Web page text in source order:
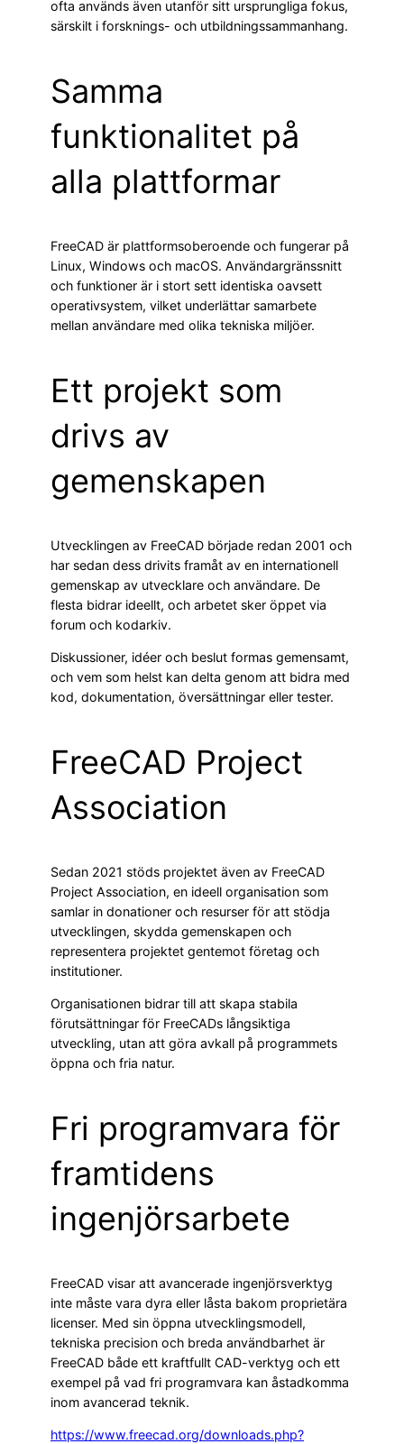
ofta används även utanför sitt ursprungliga fokus,
särskilt i forsknings- och utbildningssammanhang.
Samma
funktionalitet på
alla plattformar
FreeCAD är plattformsoberoende och fungerar på
Linux, Windows och macOS. Användargränssnitt
och funktioner är i stort sett identiska oavsett
operativsystem, vilket underlättar samarbete
mellan användare med olika tekniska miljöer.
Ett projekt som
drivs av
gemenskapen
Utvecklingen av FreeCAD började redan 2001 och
har sedan dess drivits framåt av en internationell
gemenskap av utvecklare och användare. De
flesta bidrar ideellt, och arbetet sker öppet via
forum och kodarkiv.
Diskussioner, idéer och beslut formas gemensamt,
och vem som helst kan delta genom att bidra med
kod, dokumentation, översättningar eller tester.
FreeCAD Project
Association
Sedan 2021 stöds projektet även av FreeCAD
Project Association, en ideell organisation som
samlar in donationer och resurser för att stödja
utvecklingen, skydda gemenskapen och
representera projektet gentemot företag och
institutioner.
Organisationen bidrar till att skapa stabila
förutsättningar för FreeCADs långsiktiga
utveckling, utan att göra avkall på programmets
öppna och fria natur.
Fri programvara för
framtidens
ingenjörsarbete
FreeCAD visar att avancerade ingenjörsverktyg
inte måste vara dyra eller låsta bakom proprietära
licenser. Med sin öppna utvecklingsmodell,
tekniska precision och breda användbarhet är
FreeCAD både ett kraftfullt CAD-verktyg och ett
exempel på vad fri programvara kan åstadkomma
inom avancerad teknik.
https://www.freecad.org/downloads.php?